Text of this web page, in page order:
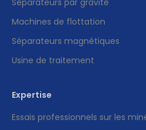
Séparateurs par gravité
Machines de flottation
Séparateurs magnétiques
Usine de traitement
Expertise
Essais professionnels sur les